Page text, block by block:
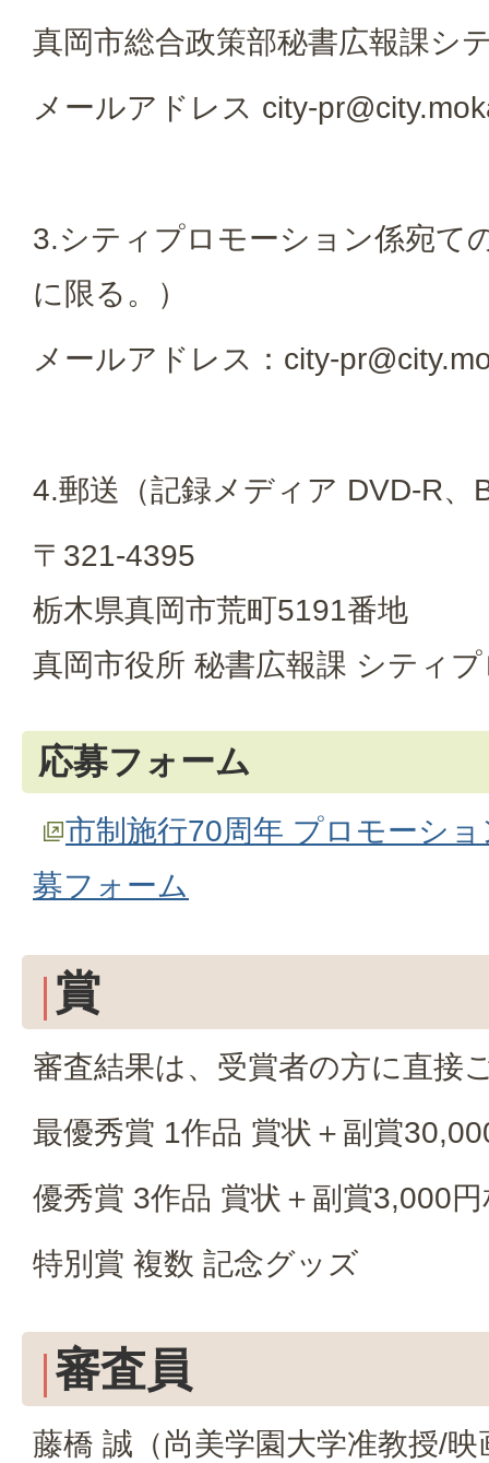
真岡市総合政策部秘書広報課シ
メールアドレス city-
3.シティプロモーション係宛て
に限る。）
メールアドレス：city-
4.郵送（記録メディア DVD-R、
〒321-4395
栃木県真岡市荒町5191番地
真岡市役所 秘書広報課 シティ
応募フォーム
市制施行70周年 プロモーシ
募フォーム
賞
審査結果は、受賞者の方に直接
最優秀賞 1作品 賞状＋副賞
優秀賞 3作品 賞状＋副賞3,000
特別賞 複数 記念グッズ
審査員
藤橋 誠（尚美学園大学准教授/映